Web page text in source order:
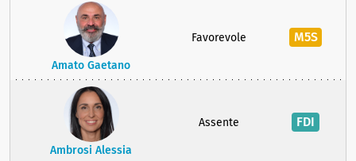
Amato Gaetano
Favorevole M5S
Ambrosi Alessia
Assente FDI